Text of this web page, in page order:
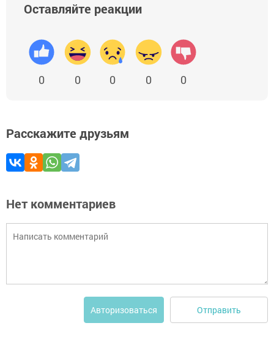
Оставляйте реакции
0 0 0 0 0
Расскажите друзьям
Нет комментариев
Авторизоваться Отправить